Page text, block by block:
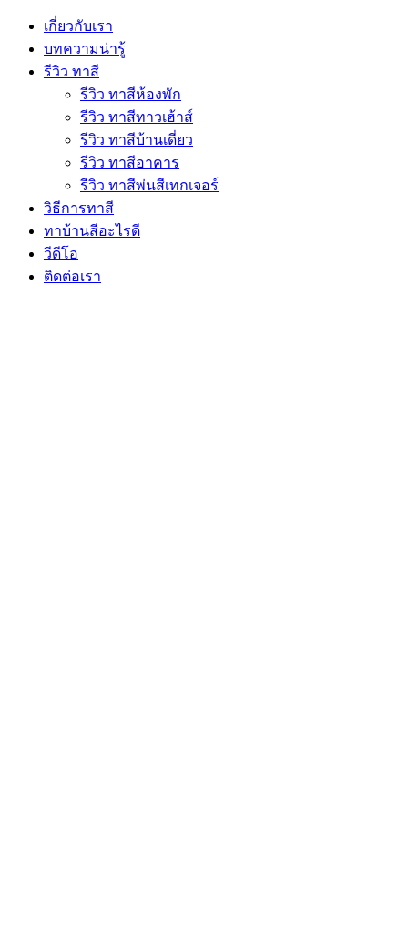
เกี่ยวกับเรา
บทความน่ารู้
รีวิว ทาสี
รีวิว ทาสีห้องพัก
รีวิว ทาสีทาวเฮ้าส์
รีวิว ทาสีบ้านเดี่ยว
รีวิว ทาสีอาคาร
รีวิว ทาสีพ่นสีเทกเจอร์
วิธีการทาสี
ทาบ้านสีอะไรดี
วีดีโอ
ติดต่อเรา